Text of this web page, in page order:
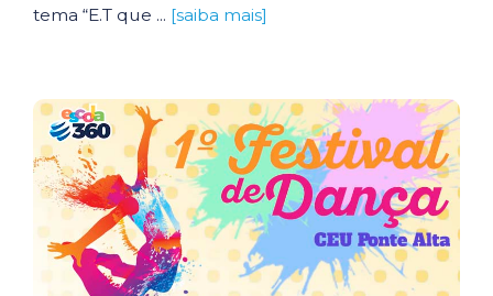
tema “E.T que ... [saiba mais]